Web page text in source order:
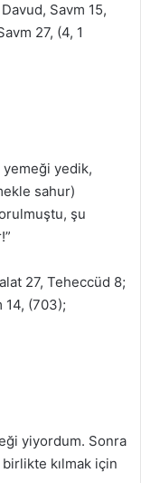
Savm 15,
27, (4, 1
yemeği yedik,
sahur)
şu
27, Teheccüd 8;
14, (703);
yiyordum. Sonra
birlikte kılmak için